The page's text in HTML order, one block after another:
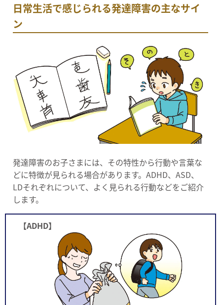
日常生活で感じられる発達障害の主なサイ
ン
発達障害のお子さまには、その特性から行動や言葉な
どに特徴が見られる場合があります。ADHD、ASD、
LDそれぞれについて、よく見られる行動などをご紹介
します。
【ADHD】